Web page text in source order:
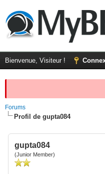
Bienvenue, Visiteur !
Forums
Profil de gupta084
gupta084
(Junior Member)